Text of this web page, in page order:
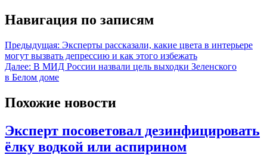
Навигация по записям
Предыдущая: Эксперты рассказали, какие цвета в интерьере
могут вызвать депрессию и как этого избежать
Далее: В МИД России назвали цель выходки Зеленского
в Белом доме
Похожие новости
Эксперт посоветовал дезинфицировать
ёлку водкой или аспирином